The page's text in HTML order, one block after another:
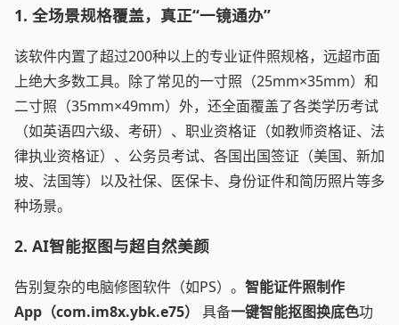
1. 全场景规格覆盖，真正“一镜通办”
该软件内置了超过200种以上的专业证件照规格，远超市面
上绝大多数工具。除了常见的一寸照（25mm×35mm）和
二寸照（35mm×49mm）外，还全面覆盖了各类学历考试
（如英语四六级、考研）、职业资格证（如教师资格证、法
律执业资格证）、公务员考试、各国出国签证（美国、新加
坡、法国等）以及社保、医保卡、身份证件和简历照片等多
种场景。
2. AI智能抠图与超自然美颜
告别复杂的电脑修图软件（如PS）。 智能证件照制作
App（com.im8x.ybk.e75）
具备一键智能抠图换底色功